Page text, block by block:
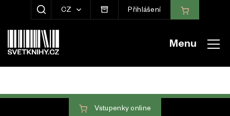
ZOBRAZIT HLEDÁNÍ
CZ Přihlášení
Menu
Vstupenky online